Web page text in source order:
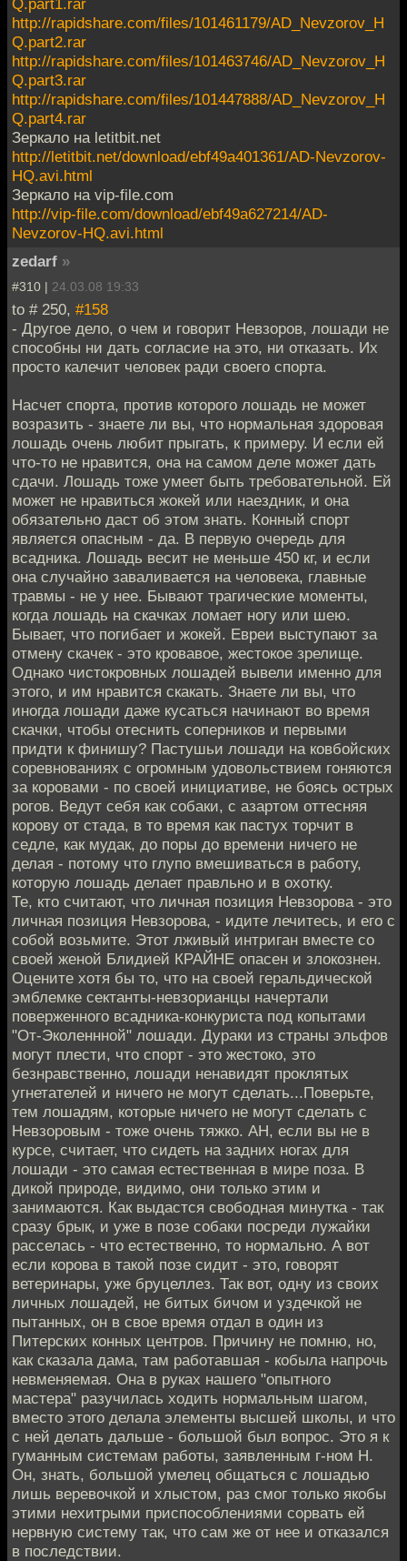
http://rapidshare.com/files/101461179/AD_Nevzorov_H
Q.part2.rar
http://rapidshare.com/files/101463746/AD_Nevzorov_H
Q.part3.rar
http://rapidshare.com/files/101447888/AD_Nevzorov_H
Q.part4.rar
Зеркало на letitbit.net
http://letitbit.net/download/ebf49a401361/AD-Nevzorov-
HQ.avi.html
Зеркало на vip-file.com
http://vip-file.com/download/ebf49a627214/AD-
Nevzorov-HQ.avi.html
zedarf »
#310 | 24.03.08 19:33
to # 250, #158
- Другое дело, о чем и говорит Невзоров, лошади не
способны ни дать согласие на это, ни отказать. Их
просто калечит человек ради своего спорта.
Насчет спорта, против которого лошадь не может
возразить - знаете ли вы, что нормальная здоровая
лошадь очень любит прыгать, к примеру. И если ей
что-то не нравится, она на самом деле может дать
сдачи. Лошадь тоже умеет быть требовательной. Ей
может не нравиться жокей или наездник, и она
обязательно даст об этом знать. Конный спорт
является опасным - да. В первую очередь для
всадника. Лошадь весит не меньше 450 кг, и если
она случайно заваливается на человека, главные
травмы - не у нее. Бывают трагические моменты,
когда лошадь на скачках ломает ногу или шею.
Бывает, что погибает и жокей. Евреи выступают за
отмену скачек - это кровавое, жестокое зрелище.
Однако чистокровных лошадей вывели именно для
этого, и им нравится скакать. Знаете ли вы, что
иногда лошади даже кусаться начинают во время
скачки, чтобы отеснить соперников и первыми
придти к финишу? Пастушьи лошади на ковбойских
соревнованиях с огромным удовольствием гоняются
за коровами - по своей инициативе, не боясь острых
рогов. Ведут себя как собаки, с азартом оттесняя
корову от стада, в то время как пастух торчит в
седле, как мудак, до поры до времени ничего не
делая - потому что глупо вмешиваться в работу,
которую лошадь делает правльно и в охотку.
Те, кто считают, что личная позиция Невзорова - это
личная позиция Невзорова, - идите лечитесь, и его с
собой возьмите. Этот лживый интриган вместе со
своей женой Блидией КРАЙНЕ опасен и злокознен.
Оцените хотя бы то, что на своей геральдической
эмблемке сектанты-невзорианцы начертали
поверженного всадника-конкуриста под копытами
"От-Эколеннной" лошади. Дураки из страны эльфов
могут плести, что спорт - это жестоко, это
безнравственно, лошади ненавидят проклятых
угнетателей и ничего не могут сделать...Поверьте,
тем лошадям, которые ничего не могут сделать с
Невзоровым - тоже очень тяжко. АН, если вы не в
курсе, считает, что сидеть на задних ногах для
лошади - это самая естественная в мире поза. В
дикой природе, видимо, они только этим и
занимаются. Как выдастся свободная минутка - так
сразу брык, и уже в позе собаки посреди лужайки
расселась - что естественно, то нормально. А вот
если корова в такой позе сидит - это, говорят
ветеринары, уже бруцеллез. Так вот, одну из своих
личных лошадей, не битых бичом и уздечкой не
пытанных, он в свое время отдал в один из
Питерских конных центров. Причину не помню, но,
как сказала дама, там работавшая - кобыла напрочь
невменяемая. Она в руках нашего "опытного
мастера" разучилась ходить нормальным шагом,
вместо этого делала элементы высшей школы, и что
с ней делать дальше - большой был вопрос. Это я к
гуманным системам работы, заявленным г-ном Н.
Он, знать, большой умелец общаться с лошадью
лишь веревочкой и хлыстом, раз смог только якобы
этими нехитрыми приспособлениями сорвать ей
нервную систему так, что сам же от нее и отказался
в последствии.